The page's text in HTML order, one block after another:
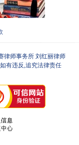
律师事务所 刘红丽律师
有违反,追究法律责任